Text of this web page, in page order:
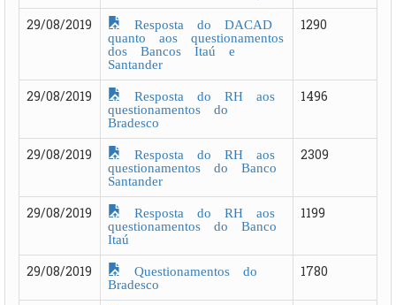
29/08/2019
Resposta do DACAD
quanto aos questionamentos
dos Bancos Itaú e
Santander
1290
29/08/2019
Resposta do RH aos
questionamentos do
Bradesco
1496
29/08/2019
Resposta do RH aos
questionamentos do Banco
Santander
2309
29/08/2019
Resposta do RH aos
questionamentos do Banco
Itaú
1199
29/08/2019
Questionamentos do
Bradesco
1780